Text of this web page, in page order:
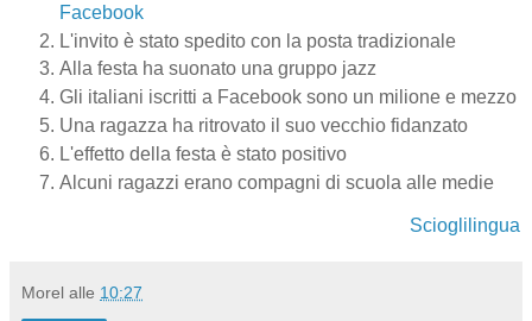
Facebook
L'invito è stato spedito con la posta tradizionale
Alla festa ha suonato una gruppo jazz
Gli italiani iscritti a Facebook sono un milione e mezzo
Una ragazza ha ritrovato il suo vecchio fidanzato
L'effetto della festa è stato positivo
Alcuni ragazzi erano compagni di scuola alle medie
Scioglilingua
Morel alle 10:27